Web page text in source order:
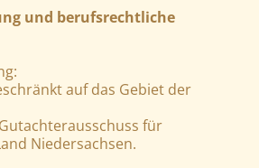
und berufsrechtliche
auf das Gebiet der
für
Niedersachsen.